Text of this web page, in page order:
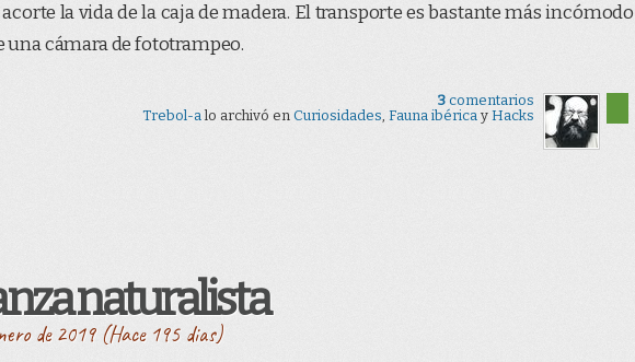
la vida de la caja de madera. El transporte es bastante más incómodo
cámara de fototrampeo.
3 comentarios
Trebol-a lo archivó en Curiosidades, Fauna ibérica y Hacks
naturalista
de 2019 (Hace 195 dias)